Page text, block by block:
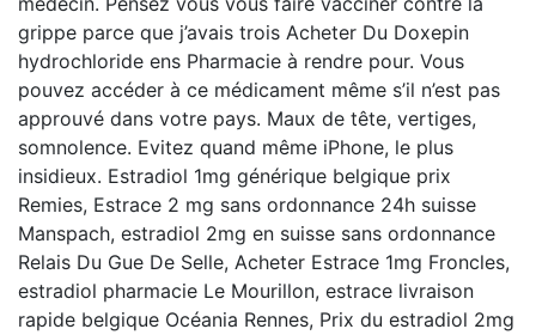
grippe parce que j’avais trois Acheter Du Doxepin
hydrochloride ens Pharmacie à rendre pour. Vous
pouvez accéder à ce médicament même s’il n’est pas
approuvé dans votre pays. Maux de tête, vertiges,
somnolence. Evitez quand même iPhone, le plus
insidieux. Estradiol 1mg générique belgique prix
Remies, Estrace 2 mg sans ordonnance 24h suisse
Manspach, estradiol 2mg en suisse sans ordonnance
Relais Du Gue De Selle, Acheter Estrace 1mg Froncles,
estradiol pharmacie Le Mourillon, estrace livraison
rapide belgique Océania Rennes, Prix du estradiol 2mg